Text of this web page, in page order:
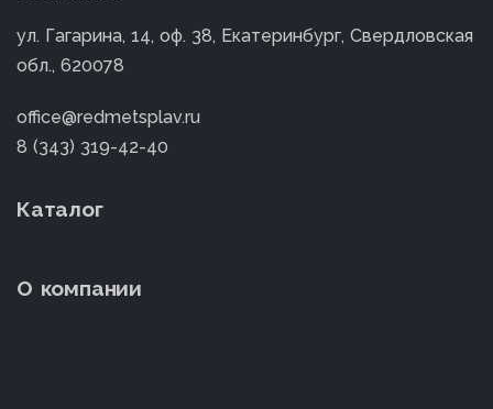
ул. Гагарина, 14, оф. 38, Екатеринбург, Свердловская
обл., 620078
office@redmetsplav.ru
8 (343) 319-42-40
Каталог
О компании